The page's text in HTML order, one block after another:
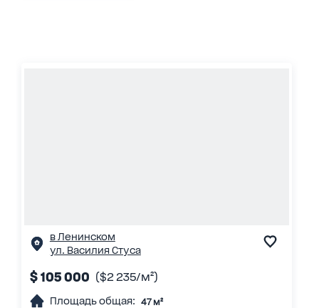
в Ленинском
ул. Василия Стуса
$ 105 000 ($2 235/м²)
Площадь общая: 47 м²